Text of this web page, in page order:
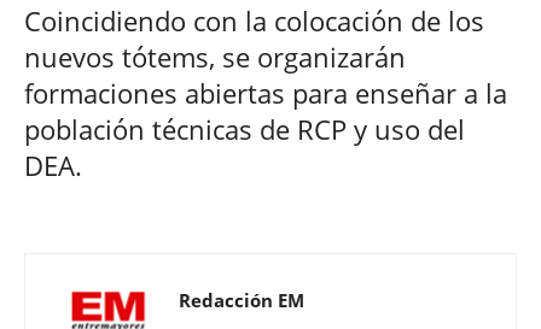
Coincidiendo con la colocación de los
nuevos tótems, se organizarán
formaciones abiertas para enseñar a la
población técnicas de RCP y uso del
DEA.
Redacción EM